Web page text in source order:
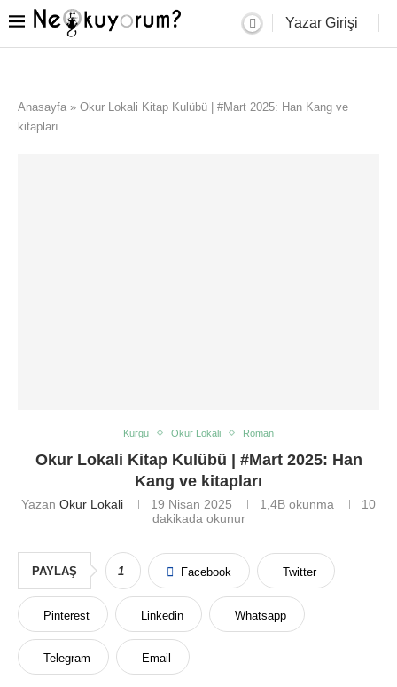
Yazar Girişi
Anasayfa » Okur Lokali Kitap Kulübü | #Mart 2025: Han Kang ve
kitapları
Kurgu Okur Lokali Roman
Okur Lokali Kitap Kulübü | #Mart 2025: Han
Kang ve kitapları
Yazan Okur Lokali 19 Nisan 2025 1,4B okunma
10
dakikada okunur
PAYLAŞ 1 Facebook Twitter
Pinterest Linkedin Whatsapp
Telegram Email